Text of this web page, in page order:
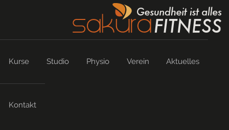
Kurse Studio Physio Verein Aktuelles
Kontakt